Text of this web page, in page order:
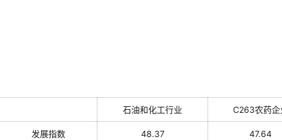
石油和化工行业 C263农药企
发展指数 48.37 47.64